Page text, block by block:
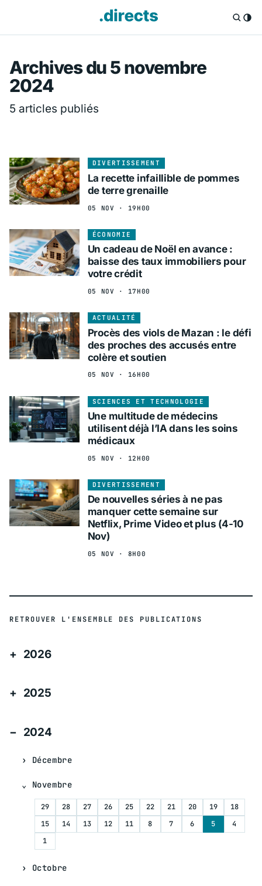
Directs.fr —
Archives du 5 novembre
2024
5 articles publiés
DIVERTISSEMENT
La recette infaillible de pommes
de terre grenaille
05 NOV · 19H00
ÉCONOMIE
Un cadeau de Noël en avance :
baisse des taux immobiliers pour
votre crédit
05 NOV · 17H00
ACTUALITÉ
Procès des viols de Mazan : le défi
des proches des accusés entre
colère et soutien
05 NOV · 16H00
SCIENCES ET TECHNOLOGIE
Une multitude de médecins
utilisent déjà l’IA dans les soins
médicaux
05 NOV · 12H00
DIVERTISSEMENT
De nouvelles séries à ne pas
manquer cette semaine sur
Netflix, Prime Video et plus (4-10
Nov)
05 NOV · 8H00
RETROUVER L'ENSEMBLE DES PUBLICATIONS
2026
2025
2024
Décembre
Novembre
29 28 27 26 25 22 21 20 19
18
15
14 13 12 11 8 7 6 5
4
1
Octobre